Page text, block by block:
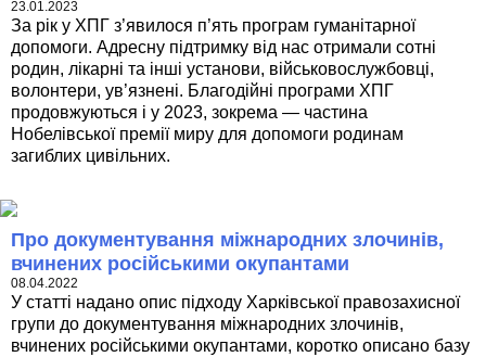
23.01.2023
За рік у ХПГ з’явилося п’ять програм гуманітарної
допомоги. Адресну підтримку від нас отримали сотні
родин, лікарні та інші установи, військовослужбовці,
волонтери, ув’язнені. Благодійні програми ХПГ
продовжуються і у 2023, зокрема — частина
Нобелівської премії миру для допомоги родинам
загиблих цивільних.
Про документування міжнародних злочинів,
вчинених російськими окупантами
08.04.2022
У статті надано опис підходу Харківської правозахисної
групи до документування міжнародних злочинів,
вчинених російськими окупантами, коротко описано базу